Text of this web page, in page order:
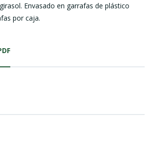
Envasado en garrafas de plástico
por caja.